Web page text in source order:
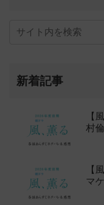
新着記事
【
村
【
マ